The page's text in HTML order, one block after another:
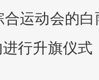
运动会的
行升旗仪